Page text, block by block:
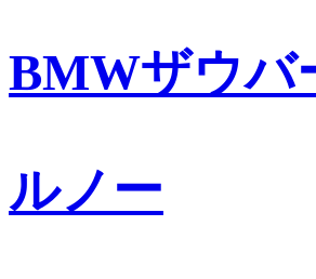
BMWザウバ
ルノー